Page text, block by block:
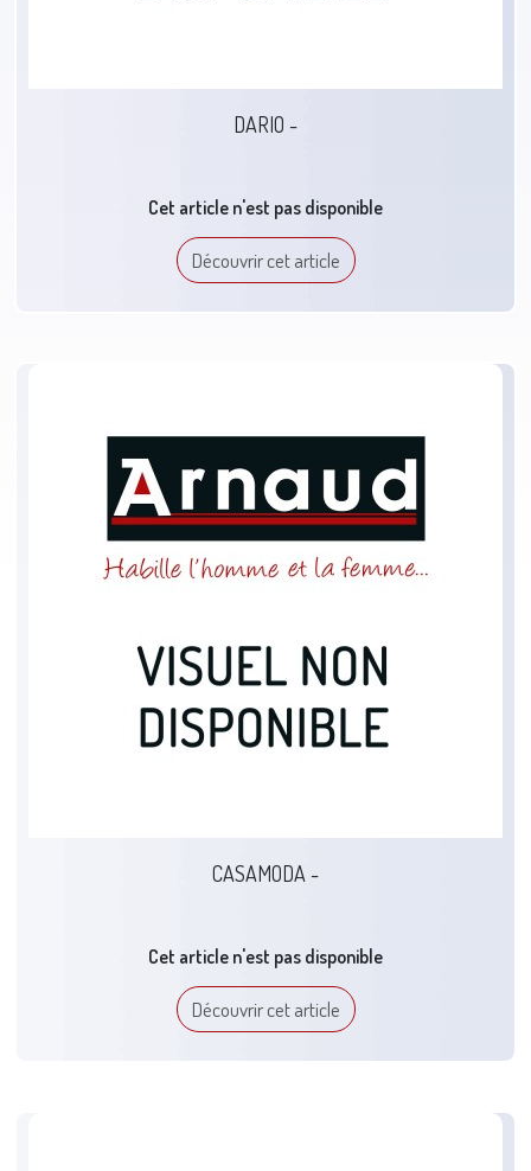
DARIO -
Cet article n'est pas disponible
Découvrir cet article
CASAMODA -
Cet article n'est pas disponible
Découvrir cet article